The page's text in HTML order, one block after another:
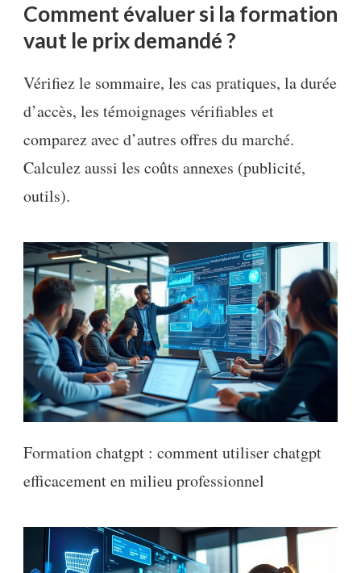
Comment évaluer si la formation
vaut le prix demandé ?
Vérifiez le sommaire, les cas pratiques, la durée
d’accès, les témoignages vérifiables et
comparez avec d’autres offres du marché.
Calculez aussi les coûts annexes (publicité,
outils).
Formation chatgpt : comment utiliser chatgpt
efficacement en milieu professionnel